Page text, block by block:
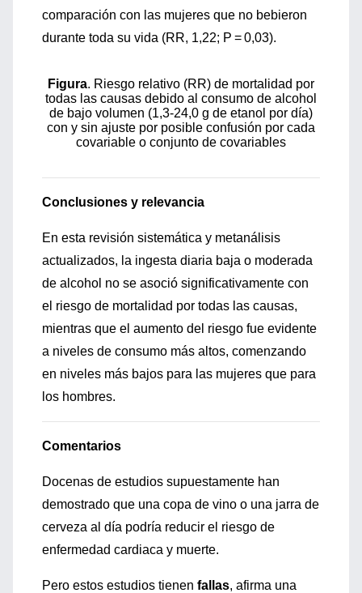
comparación con las mujeres que no bebieron
durante toda su vida (RR, 1,22; P = 0,03).
Figura. Riesgo relativo (RR) de mortalidad por
todas las causas debido al consumo de alcohol
de bajo volumen (1,3-24,0 g de etanol por día)
con y sin ajuste por posible confusión por cada
covariable o conjunto de covariables
Conclusiones y relevancia
En esta revisión sistemática y metanálisis
actualizados, la ingesta diaria baja o moderada
de alcohol no se asoció significativamente con
el riesgo de mortalidad por todas las causas,
mientras que el aumento del riesgo fue evidente
a niveles de consumo más altos, comenzando
en niveles más bajos para las mujeres que para
los hombres.
Comentarios
Docenas de estudios supuestamente han
demostrado que una copa de vino o una jarra de
cerveza al día podría reducir el riesgo de
enfermedad cardiaca y muerte.
Pero estos estudios tienen fallas, afirma una